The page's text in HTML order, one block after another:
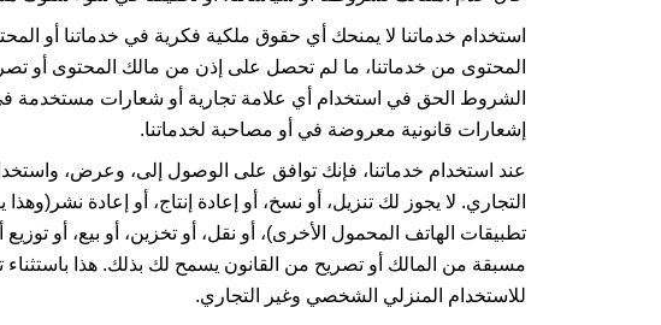
استخدام خدماتنا لا يمنحك أي حقوق ملكية فكرية في خدماتنا أو
المحتوى من خدماتنا، ما لم تحصل على إذن من مالك المحتوى أو
الشروط الحق في استخدام أي علامة تجارية أو شعارات مستخدمة في
إشعارات قانونية معروضة في أو مصاحبة لخدماتنا.
عند استخدام خدماتنا، فإنك توافق على الوصول إلى، وعرض،
التجاري. لا يجوز لك تنزيل، أو نسخ، أو إعادة إنتاج، أو إعادة
تطبيقات الهاتف المحمول الأخرى)، أو نقل، أو تخزين، أو بيع، أو
مسبقة من المالك أو تصريح من القانون يسمح لك بذلك. هذا
للاستخدام المنزلي الشخصي وغير التجاري.